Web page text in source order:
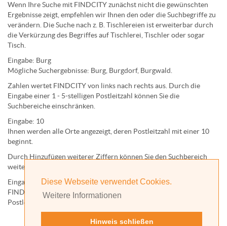
Diese Webseite verwendet Cookies.
Weitere Informationen
Hinweis schließen
Wenn Ihre Suche mit FINDCITY zunächst nicht die gewünschten
Ergebnisse zeigt, empfehlen wir Ihnen den oder die Suchbegriffe zu
verändern. Die Suche nach z. B. Tischlereien ist erweiterbar durch
die Verkürzung des Begriffes aufTischlerei Tischleroder sogar
Tisch
Eingabe: Burg
Mögliche Suchergebnisse: Burg Burgdorf, Burgwald.
Zahlen wertet FINDCITY von links nach rechts aus. Durch die
Eingabe einer 1 - 5-stelligen Postleitzahl können Sie die
Suchbereiche einschränken.
Eingabe: 10
Ihnen werden alle Orteangezeigt, deren Postleitzahl mit einer 10
beginnt.
Durch Hinzufügen weiterer Ziffern können Sie den Suchbereich
weiter einschränken.
Eingabe:
10585
FINDCITY präsentiert Ihnen ausschließlich die zu dieser
Postleitzahl gehörende Kommune; in diesem Fall Berlin.